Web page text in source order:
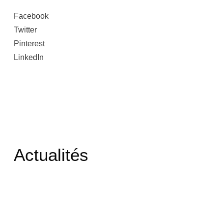
Facebook
Twitter
Pinterest
LinkedIn
Actualités